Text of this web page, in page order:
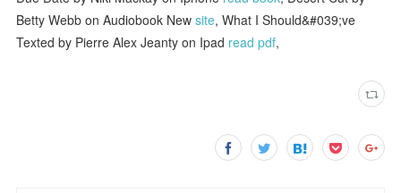
Betty Webb on Audiobook Newsite, What I Should&#039;ve
Texted by Pierre Alex Jeanty on Ipad read pdf,